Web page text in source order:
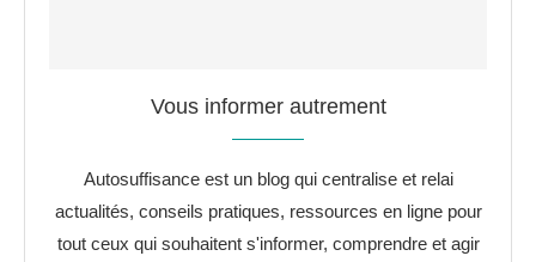
Vous informer autrement
Autosuffisance est un blog qui centralise et relai
actualités, conseils pratiques, ressources en ligne pour
tout ceux qui souhaitent s'informer, comprendre et agir